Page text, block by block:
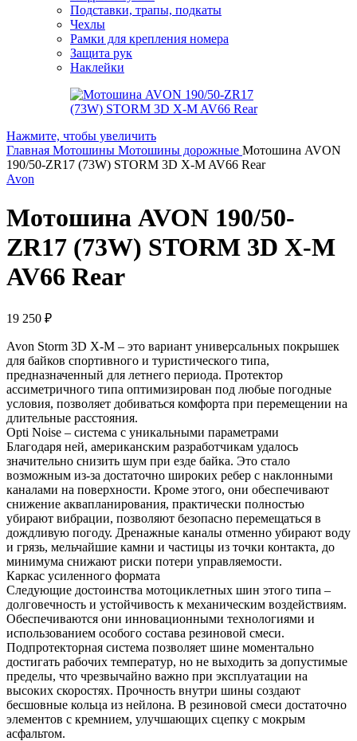
Подставки, трапы, подкаты
Чехлы
Рамки для крепления номера
Защита рук
Наклейки
Нажмите, чтобы увеличить
Главная Мотошины Мотошины дорожные Мотошина AVON
190/50-ZR17 (73W) STORM 3D X-M AV66 Rear
Avon
Мотошина AVON 190/50-
ZR17 (73W) STORM 3D X-M
AV66 Rear
19 250 ₽
Avon Storm 3D X-M – это вариант универсальных покрышек
для байков спортивного и туристического типа,
предназначенный для летнего периода. Протектор
ассиметричного типа оптимизирован под любые погодные
условия, позволяет добиваться комфорта при перемещении на
длительные расстояния.
Opti Noise – система с уникальными параметрами
Благодаря ней, американским разработчикам удалось
значительно снизить шум при езде байка. Это стало
возможным из-за достаточно широких ребер с наклонными
каналами на поверхности. Кроме этого, они обеспечивают
снижение аквапланирования, практически полностью
убирают вибрации, позволяют безопасно перемещаться в
дождливую погоду. Дренажные каналы отменно убирают воду
и грязь, мельчайшие камни и частицы из точки контакта, до
минимума снижают риски потери управляемости.
Каркас усиленного формата
Следующие достоинства мотоциклетных шин этого типа –
долговечность и устойчивость к механическим воздействиям.
Обеспечиваются они инновационными технологиями и
использованием особого состава резиновой смеси.
Подпротекторная система позволяет шине моментально
достигать рабочих температур, но не выходить за допустимые
пределы, что чрезвычайно важно при эксплуатации на
высоких скоростях. Прочность внутри шины создают
бесшовные кольца из нейлона. В резиновой смеси достаточно
элементов с кремнием, улучшающих сцепку с мокрым
асфальтом.